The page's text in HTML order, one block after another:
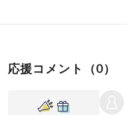
応援コメント（0）